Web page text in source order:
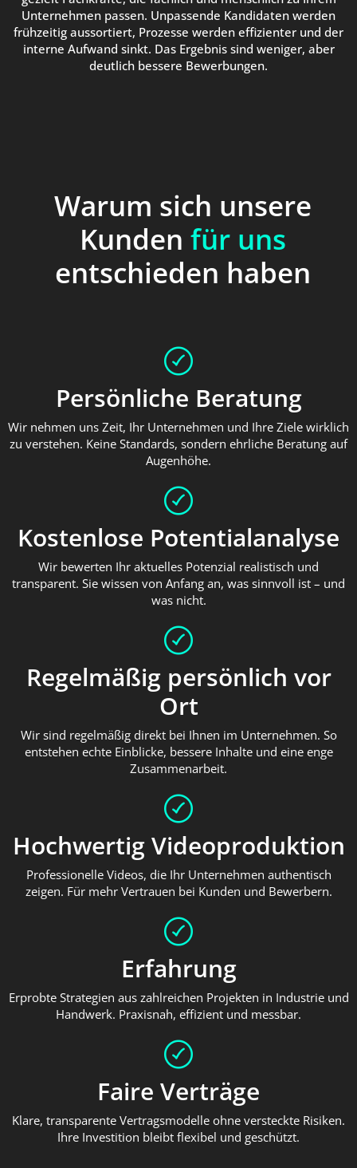
Unternehmen passen. Unpassende Kandidaten werden
frühzeitig aussortiert, Prozesse werden effizienter und der
interne Aufwand sinkt. Das Ergebnis sind weniger, aber
deutlich bessere Bewerbungen.
Warum sich unsere
Kunden für uns
entschieden haben
Persönliche Beratung
Wir nehmen uns Zeit, Ihr Unternehmen und Ihre Ziele wirklich
zu verstehen. Keine Standards, sondern ehrliche Beratung auf
Augenhöhe.
Kostenlose Potentialanalyse
Wir bewerten Ihr aktuelles Potenzial realistisch und
transparent. Sie wissen von Anfang an, was sinnvoll ist – und
was nicht.
Regelmäßig persönlich vor
Ort
Wir sind regelmäßig direkt bei Ihnen im Unternehmen. So
entstehen echte Einblicke, bessere Inhalte und eine enge
Zusammenarbeit.
Hochwertig Videoproduktion
Professionelle Videos, die Ihr Unternehmen authentisch
zeigen. Für mehr Vertrauen bei Kunden und Bewerbern.
Erfahrung
Erprobte Strategien aus zahlreichen Projekten in Industrie und
Handwerk. Praxisnah, effizient und messbar.
Faire Verträge
Klare, transparente Vertragsmodelle ohne versteckte Risiken.
Ihre Investition bleibt flexibel und geschützt.